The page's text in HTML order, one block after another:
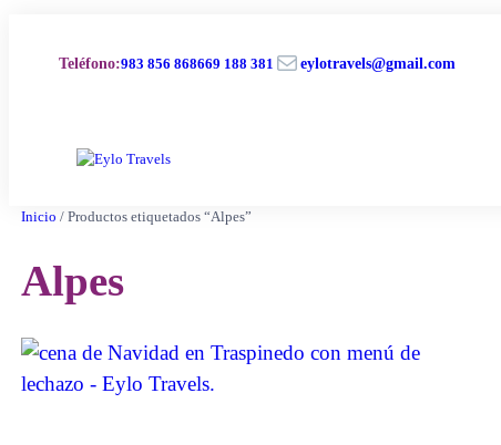
contenidoTeléfono:983 856 868669 188 381 Correo electrónico eylotravels@gmail.com
Inicio / Productos etiquetados “Alpes”
Alpes